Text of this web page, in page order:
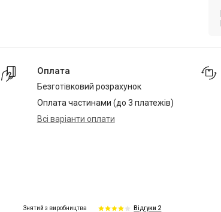
Оплата
Безготівковий розрахунок
Оплата частинами (до 3 платежів)
Всі варіанти оплати
Знятий з виробництва Відгуки 2